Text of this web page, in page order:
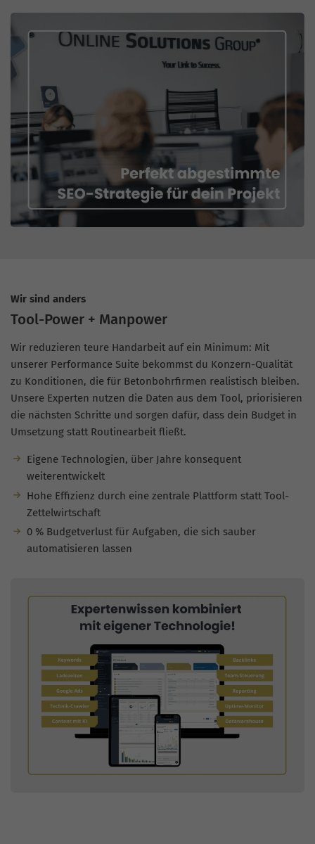
Wir sind anders
Tool-Power + Manpower
Wir reduzieren teure Handarbeit auf ein Minimum: Mit
unserer Performance Suite bekommst du Konzern-Qualität
zu Konditionen, die für Betonbohrfirmen realistisch bleiben.
Unsere Experten nutzen die Daten aus dem Tool, priorisieren
die nächsten Schritte und sorgen dafür, dass dein Budget in
Umsetzung statt Routinearbeit fließt.
Eigene Technologien, über Jahre konsequent
weiterentwickelt
Hohe Effizienz durch eine zentrale Plattform statt Tool-
Zettelwirtschaft
0 % Budgetverlust für Aufgaben, die sich sauber
automatisieren lassen